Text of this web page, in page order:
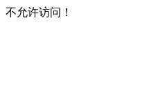
不允许访问！